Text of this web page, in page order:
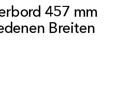
457 mm
Breiten